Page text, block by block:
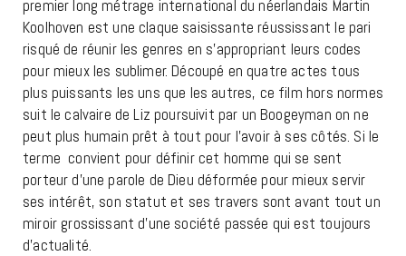
premier long métrage international du néerlandais Martin
Koolhoven est une claque saisissante réussissant le pari
risqué de réunir les genres en s’appropriant leurs codes
pour mieux les sublimer. Découpé en quatre actes tous
plus puissants les uns que les autres, ce film hors normes
suit le calvaire de Liz poursuivit par un Boogeyman on ne
peut plus humain prêt à tout pour l’avoir à ses côtés. Si le
terme convient pour définir cet homme qui se sent
porteur d’une parole de Dieu déformée pour mieux servir
ses intérêt, son statut et ses travers sont avant tout un
miroir grossissant d’une société passée qui est toujours
d’actualité.